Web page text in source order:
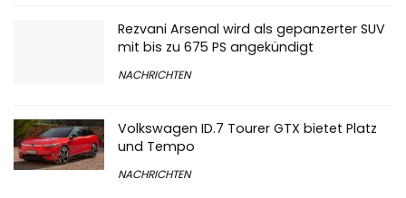
Rezvani Arsenal wird als gepanzerter SUV
mit bis zu 675 PS angekündigt
Volkswagen ID.7 Tourer GTX bietet Platz
und Tempo